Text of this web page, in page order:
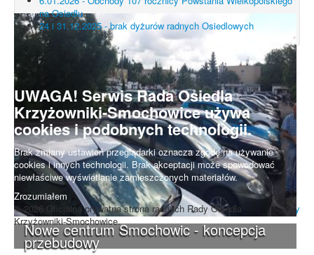
Nowe centrum Smochowic - koncepcja
przebudowy
na Osiedlu
24 i 31.12.2025 - brak dyżurów radnych Osiedlowych
UWAGA! Serwis Rada Osiedla
Krzyżowniki-Smochowice używa
cookies i podobnych technologii.
Brak zmiany ustawień przeglądarki oznacza zgodę na używanie
cookies i innych technologii. Brak akceptacji może spowodować
niewłaściwe wyświetlanie zamieszczonych materiałów.
Zrozumiałem
Do góry
© 2026 Oficjalna prywatna strona radnych Rady Osiedla
Krzyżowniki-Smochowice.